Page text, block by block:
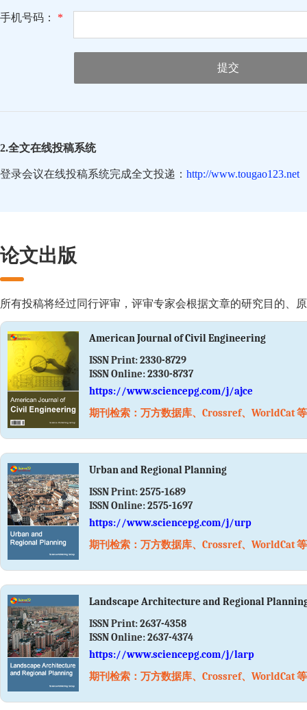
手机号码： *
提交
2.全文在线投稿系统
登录会议在线投稿系统完成全文投递： http://www.tougao123.net
论文出版
所有投稿将经过同行评审，评审专家会根据文章的研究目的、
American Journal of Civil Engineering
ISSN Print:2330-8729
ISSN Online:2330-8737
https://www.sciencepg.com/j/ajce
期刊检索：万方数据库、Crossref、WorldCat 等
Urban and Regional Planning
ISSN Print:2575-1689
ISSN Online:2575-1697
https://www.sciencepg.com/j/urp
期刊检索：万方数据库、Crossref、WorldCat 等
Landscape Architecture and Regional
ISSN Print:2637-4358
ISSN Online:2637-4374
https://www.sciencepg.com/j/larp
期刊检索：万方数据库、Crossref、WorldCat 等